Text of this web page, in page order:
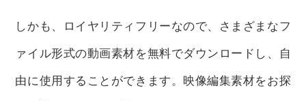
しかも、ロイヤリティフリーなので、さまざまなフ
ァイル形式の動画素材を無料でダウンロードし、自
由に使用することができます。映像編集素材をお探